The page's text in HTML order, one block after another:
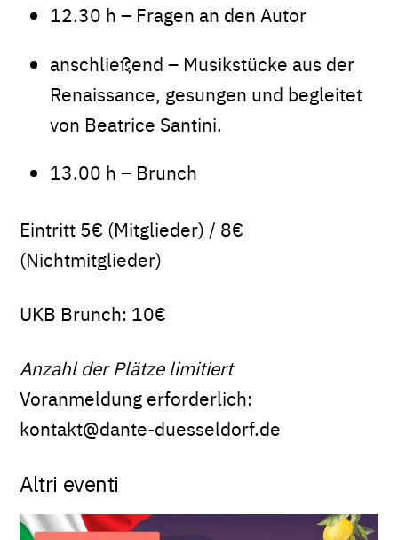
12.30 h – Fragen an den Autor
anschließend – Musikstücke aus der
Renaissance, gesungen und begleitet
von Beatrice Santini.
13.00 h – Brunch
Eintritt 5€ (Mitglieder) / 8€
(Nichtmitglieder)
UKB Brunch: 10€
Anzahl der Plätze limitiert
Voranmeldung erforderlich:
kontakt@dante-duesseldorf.de
Altri eventi